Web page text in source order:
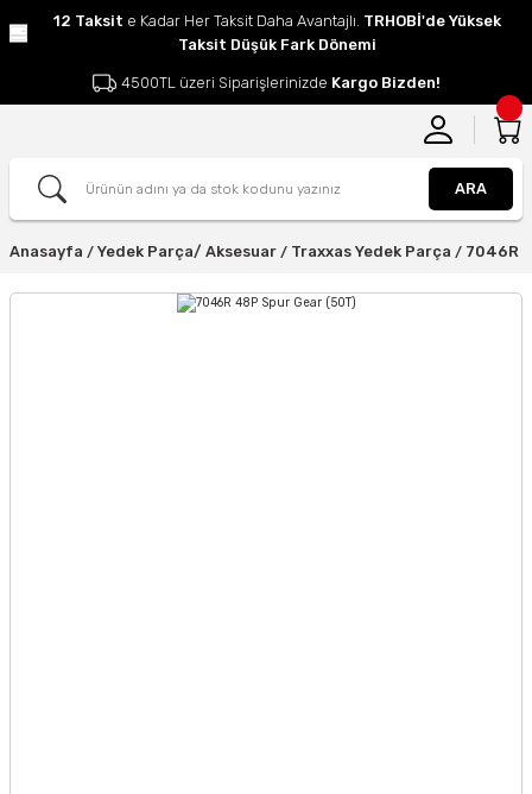
12 Taksit e Kadar Her Taksit Daha Avantajlı. TRHOBİ'de Yüksek
Taksit Düşük Fark Dönemi
4500TL üzeri Siparişlerinizde Kargo Bizden!
ARA
Anasayfa Yedek Parça/ Aksesuar Traxxas Yedek Parça 7046R